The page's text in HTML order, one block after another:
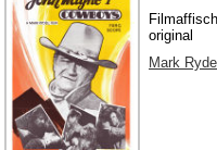
original
Mark Rydell